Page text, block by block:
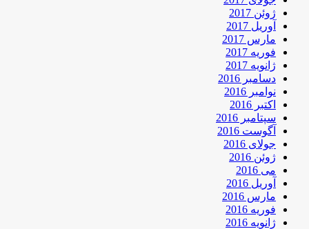
ژوئن 2017
آوریل 2017
مارس 2017
فوریه 2017
ژانویه 2017
دسامبر 2016
نوامبر 2016
اکتبر 2016
سپتامبر 2016
آگوست 2016
جولای 2016
ژوئن 2016
می 2016
آوریل 2016
مارس 2016
فوریه 2016
ژانویه 2016